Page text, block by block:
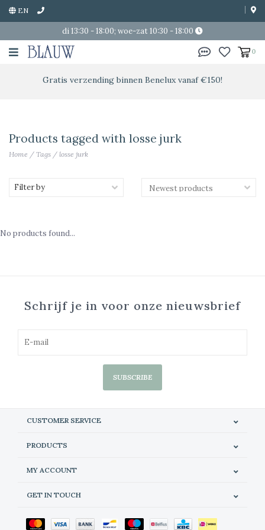
EN
di 13:30 - 18:00; woe-zat 10:30 - 18:00
0
Gratis verzending binnen Benelux vanaf €150!
Products tagged with losse jurk
Home / Tags / losse jurk
Filter by
No products found...
Schrijf je in voor onze nieuwsbrief
SUBSCRIBE
CUSTOMER SERVICE
PRODUCTS
MY ACCOUNT
GET IN TOUCH